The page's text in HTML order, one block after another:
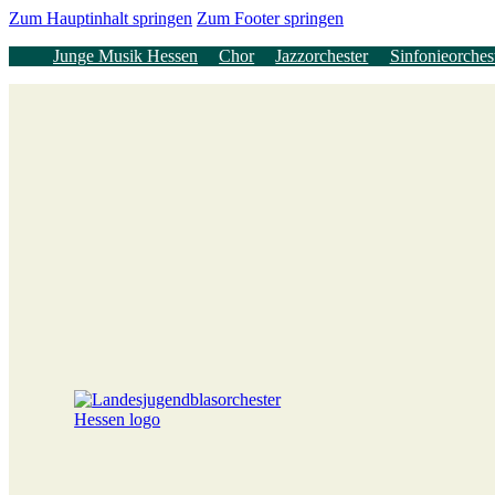
Zum Hauptinhalt springen Zum Footer springen
Junge Musik Hessen
Chor Jazzorchester